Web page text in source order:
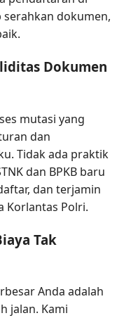
serahkan dokumen,
Dokumen
mutasi yang
dan
Tidak ada praktik
dan BPKB baru
dan terjamin
Korlantas Polri.
Tak
Anda adalah
jalan. Kami